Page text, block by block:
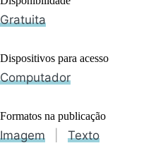
Gratuita
Dispositivos para acesso
Computador
Formatos na publicação
Imagem Texto